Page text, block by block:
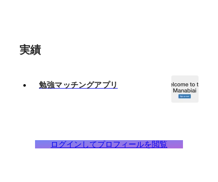
実績
勉強マッチングアプリ
ログインしてプロフィールを閲覧